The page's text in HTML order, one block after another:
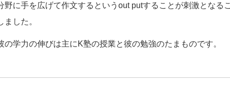
に手を広げて作文するというout putすることが刺激となる
した。
学力の伸びは主にK塾の授業と彼の勉強のたまものです。